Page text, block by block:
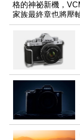
格的神祕新機，
家族最終章也將壓